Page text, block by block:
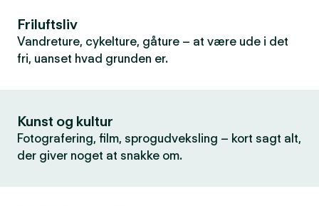
Friluftsliv
Vandreture, cykelture, gåture – at være ude i det
fri, uanset hvad grunden er.
Kunst og kultur
Fotografering, film, sprogudveksling – kort sagt alt,
der giver noget at snakke om.